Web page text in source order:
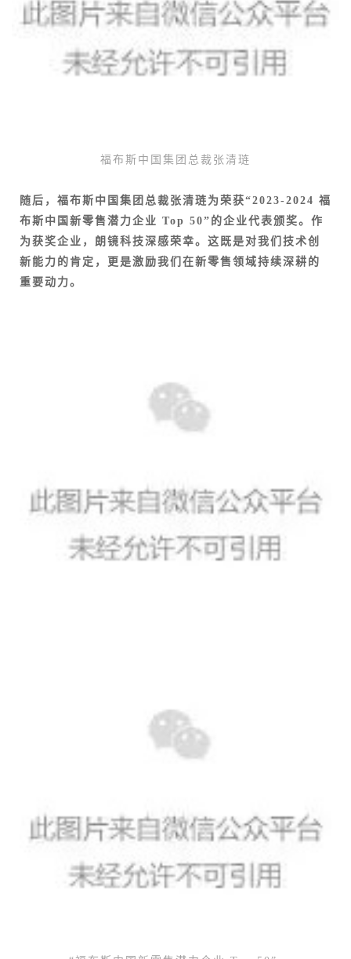
福布斯中国集团总裁张清琏
随后，福布斯中国集团总裁张清琏为荣获“2023-2024 福
布斯中国新零售潜力企业 Top 50”的企业代表颁奖。作
为获奖企业，朗镜科技深感荣幸。这既是对我们技术创
新能力的肯定，更是激励我们在新零售领域持续深耕的
重要动力。